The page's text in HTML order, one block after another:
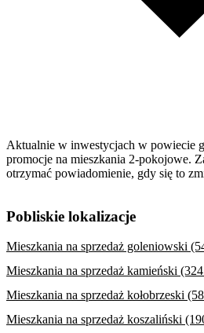
Aktualnie w inwestycjach w powiecie
promocje na mieszkania 2-pokojowe.
otrzymać powiadomienie, gdy się to
Pobliskie lokalizacje
Mieszkania na sprzedaż goleniowski
Mieszkania na sprzedaż kamieński
Mieszkania na sprzedaż kołobrzeski
Mieszkania na sprzedaż koszaliński